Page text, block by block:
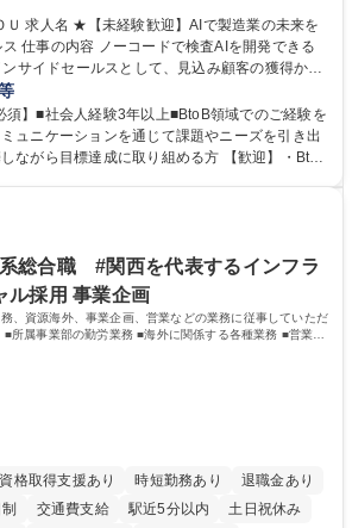
み 服装自由
の未来を
できる
ンサイドセールスとして、見込み顧客の獲得から
ていただきます。マーケティングとフィールド
コミュニケーシ
つながる商談機会の最大化を目指します。 【具
の電話・メールによるアプローチ/リードナー
★【未経験歓迎】AIで製
イドセールス
須】■社会人経験3年以上■BtoB領域でのご経験を
ュニケーションを通じて課題やニーズを引き出
目標達成に取り組める方 【歓迎】・BtoB
リードナーチャリングに関する知見 ・データを
：大学院 大学 高専 短
資格：
系総合職 #関西を代表するインフラ
採用 事業企画
、資源海外、事業企画、営業などの業務に従事していただ
所属事業部の勤労業務 ■海外に関係する各種業務 ■営業部
資格取得支援あり 時短勤務あり
退職金あり
交通費支給 駅近5分以内
土日祝休み